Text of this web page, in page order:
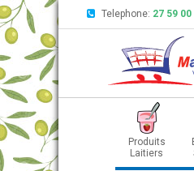
Telephone: 27 59 00
Produits
Laitiers